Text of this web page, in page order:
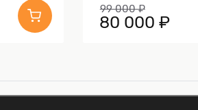
99 000 ₽
80 000 ₽